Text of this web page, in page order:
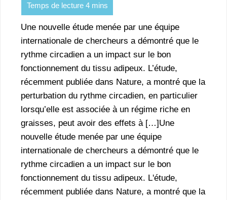
Une nouvelle étude menée par une équipe
internationale de chercheurs a démontré que le
rythme circadien a un impact sur le bon
fonctionnement du tissu adipeux. L’étude,
récemment publiée dans Nature, a montré que la
perturbation du rythme circadien, en particulier
lorsqu’elle est associée à un régime riche en
graisses, peut avoir des effets à […]Une
nouvelle étude menée par une équipe
internationale de chercheurs a démontré que le
rythme circadien a un impact sur le bon
fonctionnement du tissu adipeux. L'étude,
récemment publiée dans Nature, a montré que la